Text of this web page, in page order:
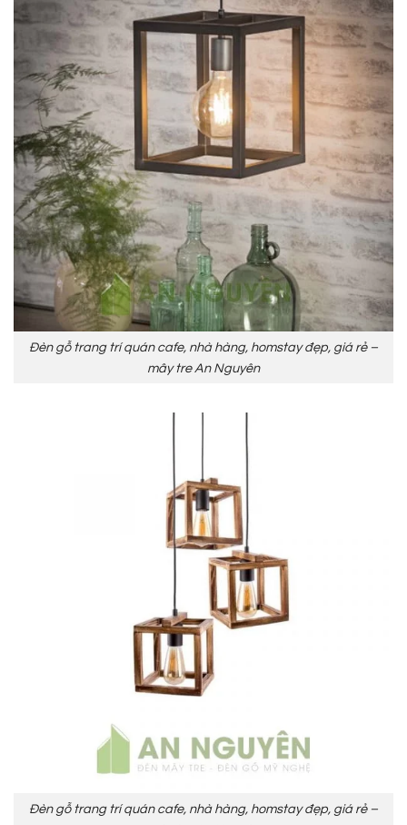
Đèn gỗ trang trí quán cafe, nhà hàng, homstay đẹp, giá rẻ –
mây tre An Nguyên
Đèn gỗ trang trí quán cafe, nhà hàng, homstay đẹp, giá rẻ –